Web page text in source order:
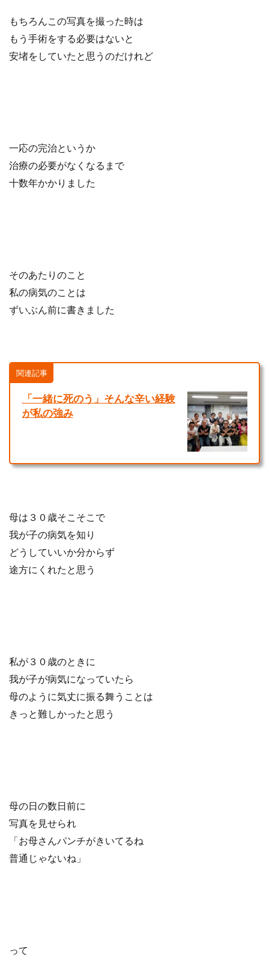
もちろんこの写真を撮った時は
もう手術をする必要はないと
安堵をしていたと思うのだけれど
一応の完治というか
治療の必要がなくなるまで
十数年かかりました
そのあたりのこと
私の病気のことは
ずいぶん前に書きました
関連記事
「一緒に死のう」そんな辛い経験
が私の強み
母は３０歳そこそこで
我が子の病気を知り
どうしていいか分からず
途方にくれたと思う
私が３０歳のときに
我が子が病気になっていたら
母のように気丈に振る舞うことは
きっと難しかったと思う
母の日の数日前に
写真を見せられ
「お母さんパンチがきいてるね
普通じゃないね」
って